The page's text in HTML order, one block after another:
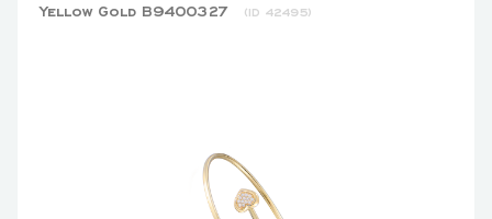
Yellow Gold B9400327
42495